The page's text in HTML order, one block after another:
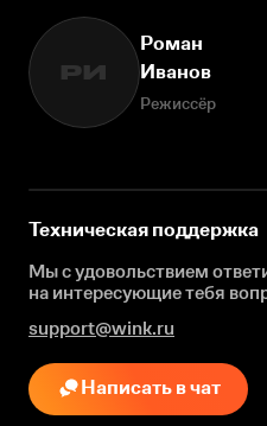
РИ
Роман
Иванов
Режиссёр
Техническая поддержка
Мы с удовольствием
на интересующиетебя
support@wink.ru
Написать в чат